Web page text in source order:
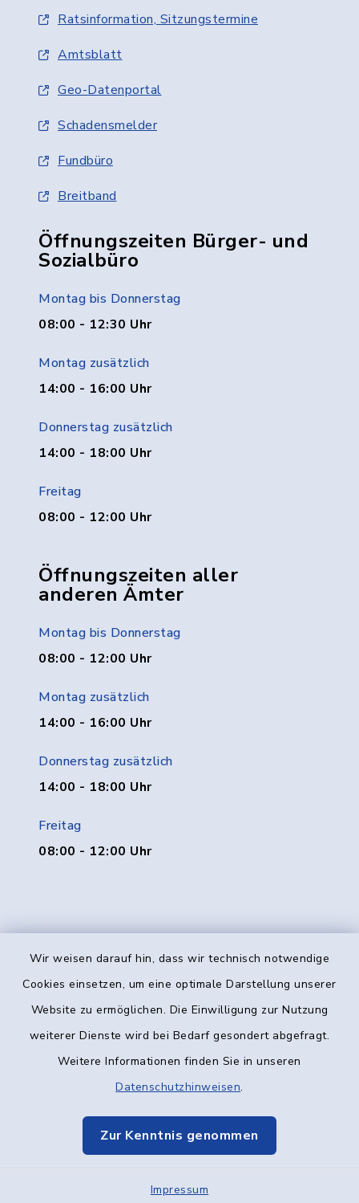
Wir weisen darauf hin, dass wir technisch notwendige
Cookies einsetzen, um eine optimale Darstellung unserer
Website zu ermöglichen. Die Einwilligung zur Nutzung
weiterer Dienste wird bei Bedarf gesondert abgefragt.
Weitere Informationen finden Sie in unseren
Datenschutzhinweisen.
Zur Kenntnis genommen
Impressum
Ratsinformation, Sitzungstermine
Amtsblatt
Geo-Datenportal
Schadensmelder
Fundbüro
Breitband
Öffnungszeiten Bürger- und
Sozialbüro
Montag bis Donnerstag
08:00 - 12:30 Uhr
Montag zusätzlich
14:00 - 16:00 Uhr
Donnerstag zusätzlich
14:00 - 18:00 Uhr
Freitag
08:00 - 12:00 Uhr
Öffnungszeiten aller
anderen Ämter
Montag bis Donnerstag
08:00 - 12:00 Uhr
Montag zusätzlich
14:00 - 16:00 Uhr
Donnerstag zusätzlich
14:00 - 18:00 Uhr
Freitag
08:00 - 12:00 Uhr
Kontakt
Datenschutz
Elektronische Kommunikation
Sitemap